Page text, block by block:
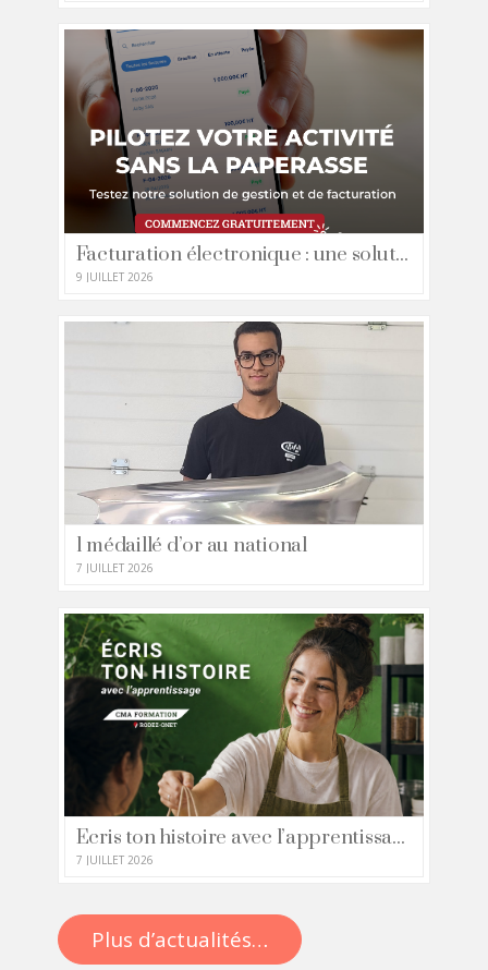
Facturation électronique : une solution simple pour gérer et développer votre entreprise artisanale
9 JUILLET 2026
1 médaillé d’or au national
7 JUILLET 2026
Ecris ton histoire avec l’apprentissage
7 JUILLET 2026
Plus d’actualités…